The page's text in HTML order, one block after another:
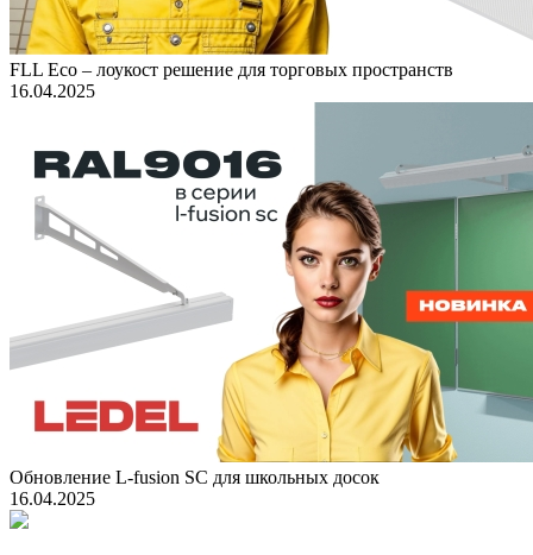
FLL Eco – лоукост решение для торговых пространств
16.04.2025
Обновление L-fusion SC для школьных досок
16.04.2025